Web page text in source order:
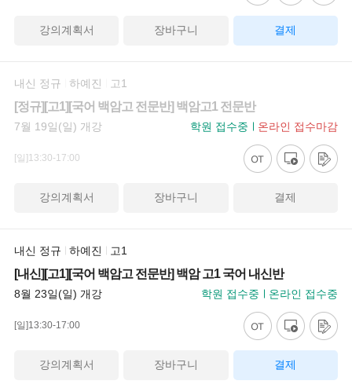
강의계획서 장바구니 결제
내신 정규 하예진 고1
[정규][고1][국어 백암고 전문반] 백암고1 전문반
7월 19일(일) 개강 학원 접수중 온라인 접수마감
[일]13:30-17:00
강의계획서 장바구니 결제
내신 정규 하예진 고1
[내신][고1][국어 백암고 전문반] 백암 고1 국어 내신반
8월 23일(일) 개강 학원 접수중 온라인 접수중
[일]13:30-17:00
강의계획서 장바구니 결제